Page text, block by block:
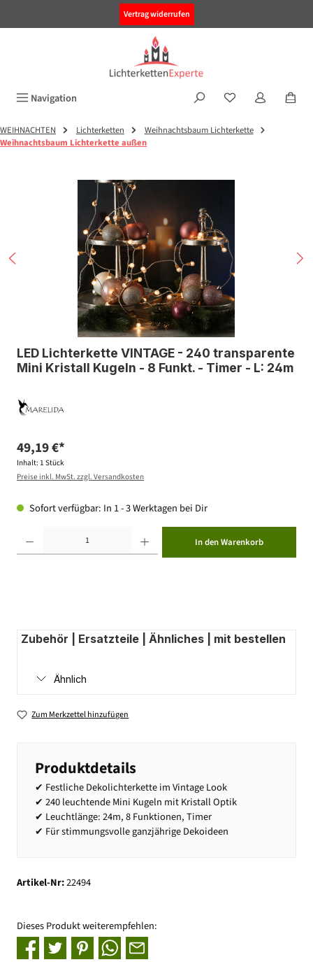
Vertrag widerrufen
Navigation
WEIHNACHTEN Lichterketten
Weihnachtsbaum Lichterkette
Weihnachtsbaum Lichterkette außen
Bildergalerie überspringen
LED Lichterkette VINTAGE - 240 transparente
Mini Kristall Kugeln - 8 Funkt. - Timer - L: 24m
49,19 €*
Inhalt: 1 Stück
Preise inkl. MwSt. zzgl. Versandkosten
Sofort verfügbar: In 1 - 3 Werktagen bei Dir
In den Warenkorb
Zubehör | Ersatzteile | Ähnliches | mit bestellen
Ähnlich
Zum Merkzettel hinzufügen
Produktdetails
✔ Festliche Dekolichterkette im Vintage Look
✔ 240 leuchtende Mini Kugeln mit Kristall Optik
✔ Leuchtlänge: 24m, 8 Funktionen, Timer
✔ Für stimmungsvolle ganzjährige Dekoideen
Artikel-Nr:22494
Dieses Produkt weiterempfehlen: